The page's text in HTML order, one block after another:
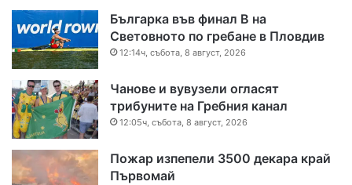
Българка във финал B на
Световното по гребане в Пловдив
12:14ч, събота, 8 август, 2026
Чанове и вувузели огласят
трибуните на Гребния канал
12:05ч, събота, 8 август, 2026
Пожар изпепели 3500 декара край
Първомай